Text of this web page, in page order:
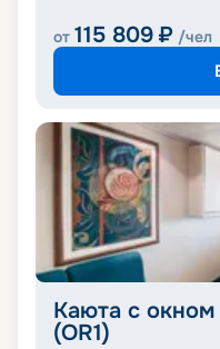
от 115 809 ₽ /чел
Каюта с
(OR1)